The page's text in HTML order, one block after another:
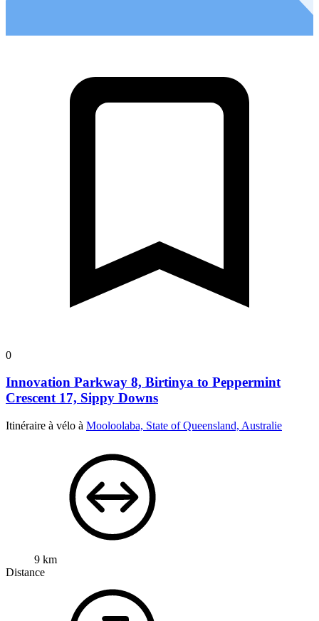
0
Innovation Parkway 8, Birtinya to Peppermint
Crescent 17, Sippy Downs
Itinéraire à vélo à Mooloolaba, State of Queensland, Australie
9 km
Distance